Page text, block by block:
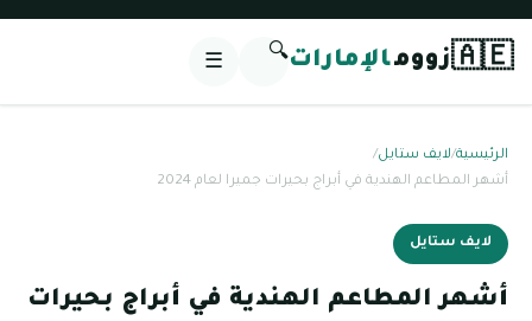
🇦🇪زوومالإمارات🔍
☰
الرئيسية/لايف ستايل/
أشهر المطاعم الهندية في أبراج بحيرات جميرا لعام 2024
لايف ستايل
أشهر المطاعم الهندية في أبراج بحيرات